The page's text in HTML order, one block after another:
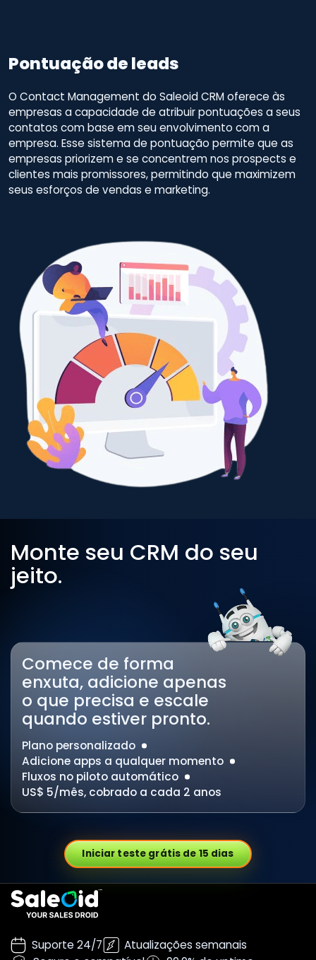
Pontuação de leads
O Contact Management do Saleoid CRM oferece às
empresas a capacidade de atribuir pontuações a seus
contatos com base em seu envolvimento com a
empresa. Esse sistema de pontuação permite que as
empresas priorizem e se concentrem nos prospects e
clientes mais promissores, permitindo que maximizem
seus esforços de vendas e marketing.
Monte seu CRM do seu
jeito.
Comece de forma
enxuta, adicione apenas
o que precisa e escale
quando estiver pronto.
Plano personalizado
Adicione apps a qualquer momento
Fluxos no piloto automático
US$ 5/mês, cobrado a cada 2 anos
Iniciar teste grátis de 15 dias
Suporte 24/7
Atualizações semanais